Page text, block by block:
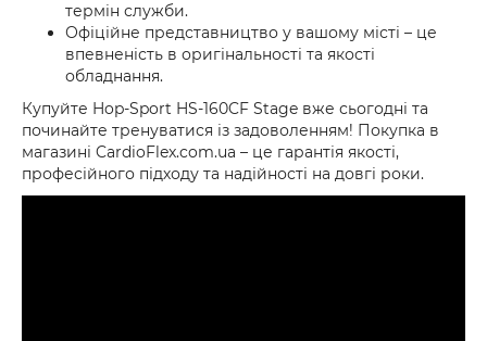
термін служби.
Офіційне представництво у вашому місті – це
впевненість в оригінальності та якості
обладнання.
Купуйте Hop-Sport HS-160CF Stage вже сьогодні та
починайте тренуватися із задоволенням! Покупка в
магазині CardioFlex.com.ua – це гарантія якості,
професійного підходу та надійності на довгі роки.